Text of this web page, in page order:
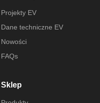
Projekty EV
Dane techniczne EV
Nowości
FAQs
Sklep